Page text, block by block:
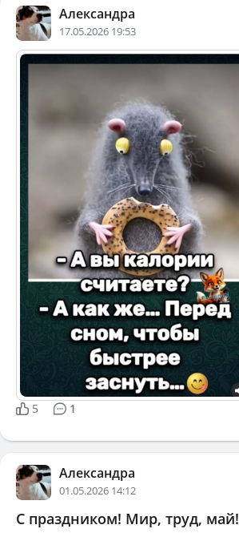
Александра
17.05.2026 19:53
5 1
Александра
01.05.2026 14:12
С праздником! Мир, труд, май!